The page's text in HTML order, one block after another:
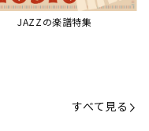
JAZZの楽譜特集
すべて見る